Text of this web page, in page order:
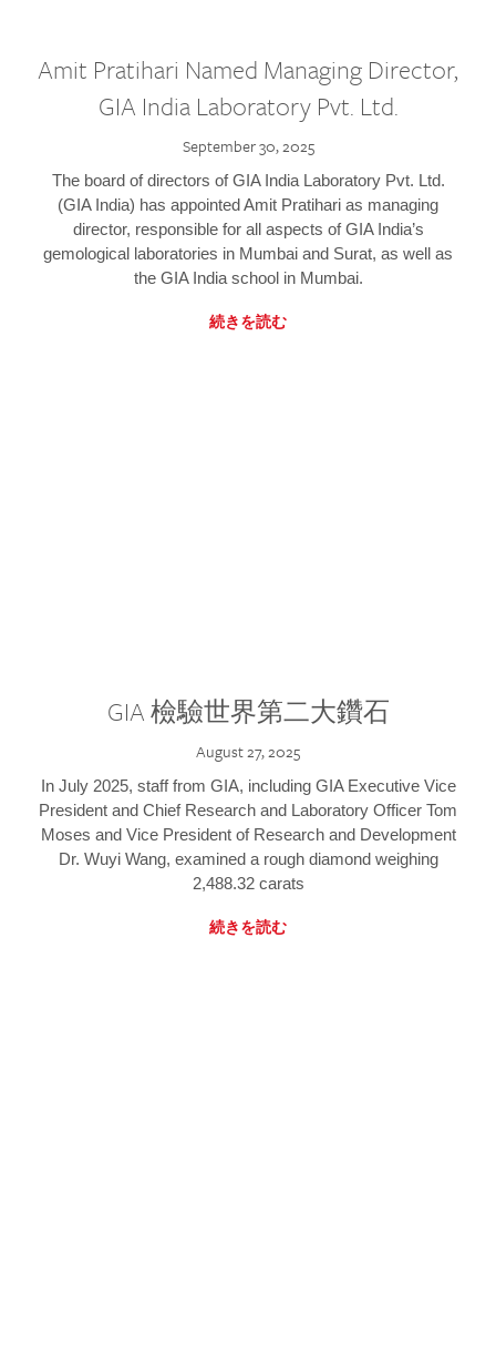
Amit Pratihari Named Managing Director,
GIA India Laboratory Pvt. Ltd.
September 30, 2025
The board of directors of GIA India Laboratory Pvt. Ltd.
(GIA India) has appointed Amit Pratihari as managing
director, responsible for all aspects of GIA India’s
gemological laboratories in Mumbai and Surat, as well as
the GIA India school in Mumbai.
続きを読む
GIA 檢驗世界第二大鑽石
August 27, 2025
In July 2025, staff from GIA, including GIA Executive Vice
President and Chief Research and Laboratory Officer Tom
Moses and Vice President of Research and Development
Dr. Wuyi Wang, examined a rough diamond weighing
2,488.32 carats
続きを読む